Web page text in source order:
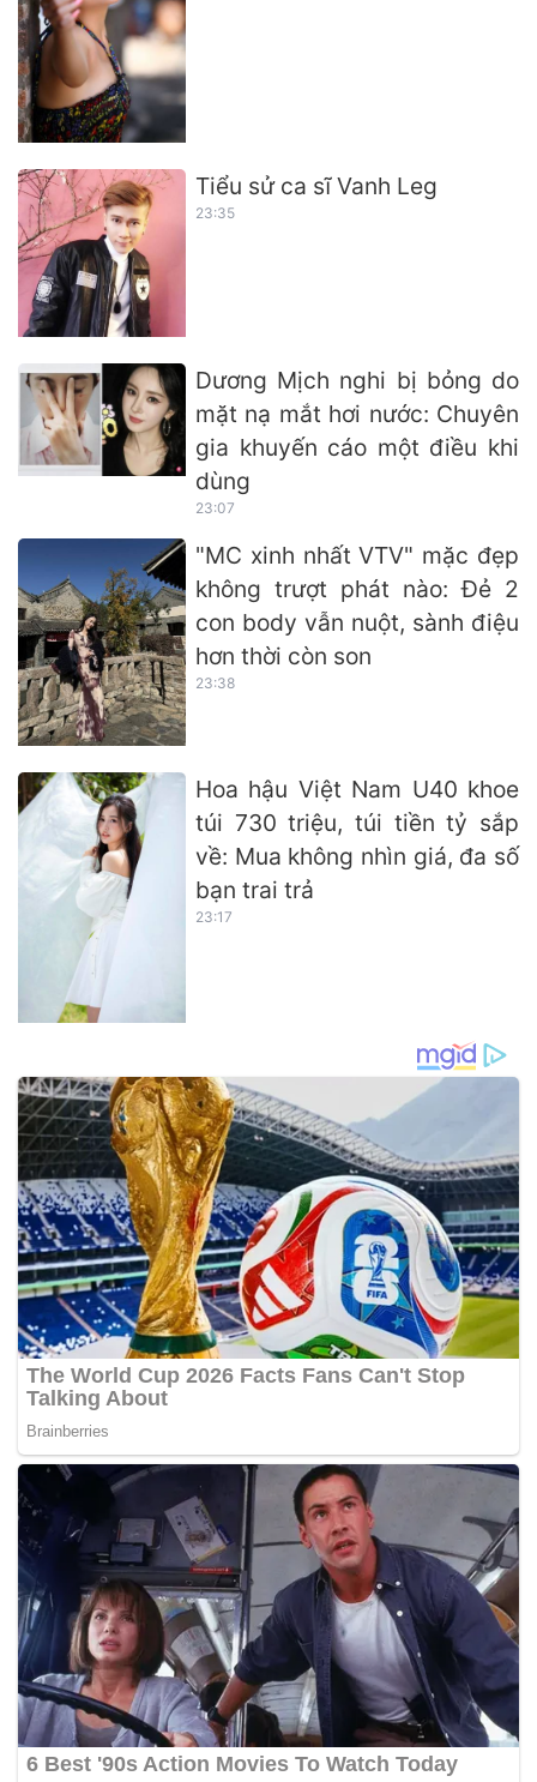
Tiểu sử ca sĩ Vanh Leg
23:35
Dương Mịch nghi bị bỏng do
mặt nạ mắt hơi nước: Chuyên
gia khuyến cáo một điều khi
dùng
23:07
"MC xinh nhất VTV" mặc đẹp
không trượt phát nào: Đẻ 2
con body vẫn nuột, sành điệu
hơn thời còn son
23:38
Hoa hậu Việt Nam U40 khoe
túi 730 triệu, túi tiền tỷ sắp
về: Mua không nhìn giá, đa số
bạn trai trả
23:17